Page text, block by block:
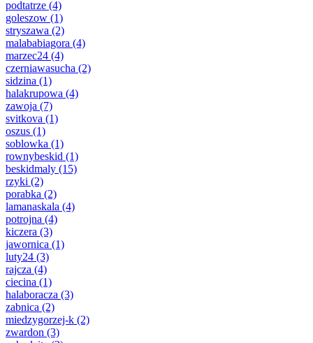
podtatrze (4)
goleszow (1)
stryszawa (2)
malababiagora (4)
marzec24 (4)
czerniawasucha (2)
sidzina (1)
halakrupowa (4)
zawoja (7)
svitkova (1)
oszus (1)
soblowka (1)
rownybeskid (1)
beskidmaly (15)
rzyki (2)
porabka (2)
lamanaskala (4)
potrojna (4)
kiczera (3)
jawornica (1)
luty24 (3)
rajcza (4)
ciecina (1)
halaboracza (3)
zabnica (2)
miedzygorzej-k (2)
zwardon (3)